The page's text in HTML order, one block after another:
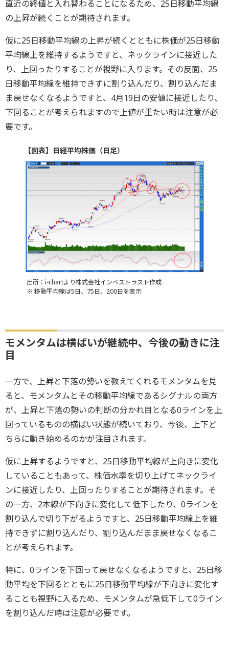
直近の終値と入れ替わることになるため、25日移動平均線
の上昇が続くことが期待されます。
仮に25日移動平均線の上昇が続くとともに株価が25日移動
平均線上を維持するようですと、ネックラインに接近した
り、上回ったりすることが視野に入ります。その反面、25
日移動平均線を維持できずに割り込んだり、割り込んだま
ま戻せなくなるようですと、4月19日の安値に接近したり、
下回ることが考えられますので上値が重たい時は注意が必
要です。
【図表】日経平均株価（日足）
出所：i-chartより株式会社インベストラスト作成
※ 移動平均線は5日、75日、200日を表示
モメンタムは横ばいが継続中、今後の動きに注
目
一方で、上昇と下落の勢いを教えてくれるモメンタムを見
ると、モメンタムとその移動平均線であるシグナルの両方
が、上昇と下落の勢いの判断の分かれ目となる0ラインを上
回っているものの横ばい状態が続いており、今後、上下ど
ちらに動き始めるのかが注目されます。
仮に上昇するようですと、25日移動平均線が上向きに変化
していることもあって、株価水準を切り上げてネックライ
ンに接近したり、上回ったりすることが期待されます。そ
の一方、2本線が下向きに変化して低下したり、0ラインを
割り込んで切り下がるようですと、25日移動平均線上を維
持できずに割り込んだり、割り込んだまま戻せなくなるこ
とが考えられます。
特に、0ラインを下回って戻せなくなるようですと、25日移
動平均を下回るとともに25日移動平均線が下向きに変化す
ることも視野に入るため、モメンタムが急低下して0ライン
を割り込んだ時は注意が必要です。